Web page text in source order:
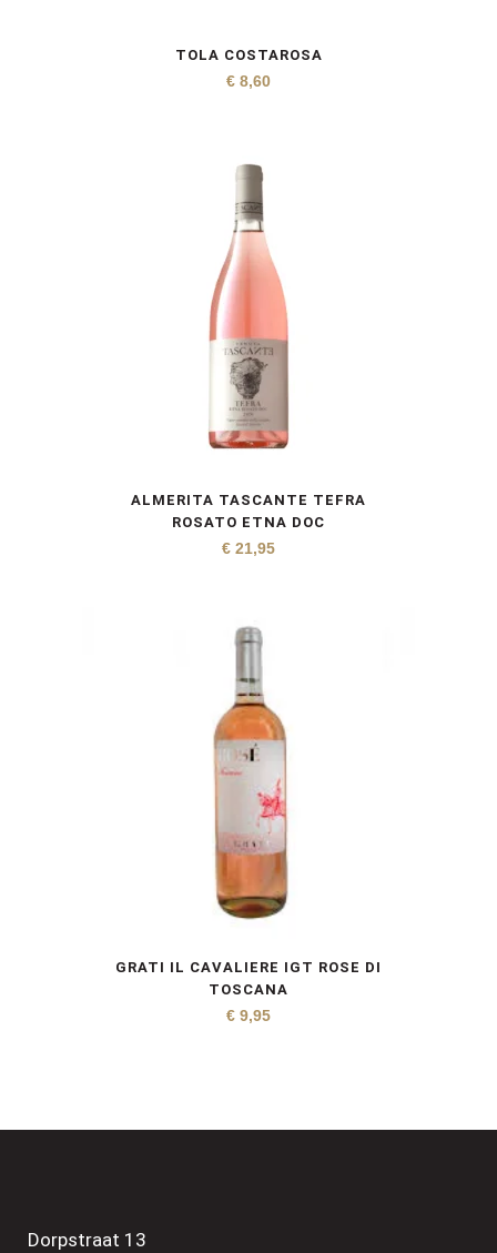
TOLA COSTAROSA
€ 8,60
ALMERITA TASCANTE TEFRA
ROSATO ETNA DOC
€ 21,95
GRATI IL CAVALIERE IGT ROSE DI
TOSCANA
€ 9,95
Dorpstraat 13